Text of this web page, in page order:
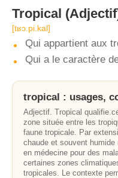
Tropical
[tʁɔ.pi.kal]
Qui appartient aux
Qui a le caractère
tropical : usages,
Adjectif. Tropical qualifie
zone située entre les
faune tropicale. Par
chaude et souvent humide
en médecine pour des
certaines zones
tropicales. Le contexte